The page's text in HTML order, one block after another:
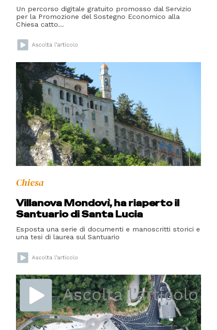
Un percorso digitale gratuito promosso dal Servizio
per la Promozione del Sostegno Economico alla
Chiesa catto...
Chiesa
Villanova Mondovì, ha riaperto il
Santuario di Santa Lucia
Esposta una serie di documenti e manoscritti storici e
una tesi di laurea sul Santuario
Letture
La fraternità al centro
dell’economia